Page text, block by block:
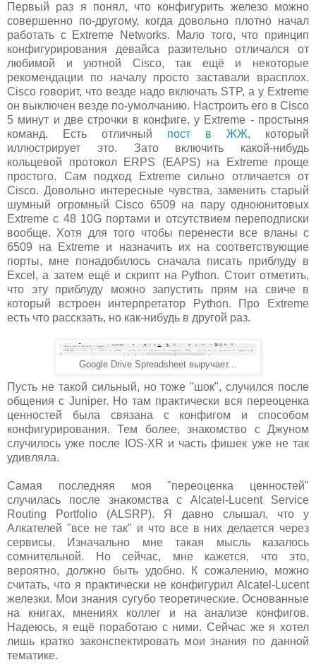
Первый раз я понял, что конфигурить железо можно
совершенно по-другому, когда довольно плотно начал
работать с Extreme Networks. Мало того, что принцип
конфигурирования девайса разительно отличался от
любимой и уютной Cisco, так ещё и некоторые
рекомендации по началу просто заставали врасплох.
Cisco говорит, что везде надо включать STP, а у Extreme
он выключен везде по-умолчанию. Настроить его в Cisco
5 минут и две строчки в конфиге, у Extreme - простыня
команд. Есть отличный пост в ЖЖ, который
иллюстрирует это. Зато включить какой-нибудь
кольцевой протокол ERPS (EAPS) на Extreme проще
простого. Сам подход Extreme сильно отличается от
Cisco. Довольно интересные чувства, заменить старый
шумный огромный Cisco 6509 на пару одноюнитовых
Extreme с 48 10G портами и отсутствием переподписки
вообще. Хотя для того чтобы перенести все вланы с
6509 на Extreme и назначить их на соответствующие
порты, мне понадобилось сначала писать приблуду в
Excel, а затем ещё и скрипт на Python. Стоит отметить,
что эту приблуду можно запустить прям на свиче в
который встроен интерпретатор Python. Про Extreme
есть что расскзать, но как-нибудь в другой раз.
Google Drive Spreadsheet выручает...
Пусть не такой сильный, но тоже "шок", случился после
общения с Juniper. Но там практически вся переоценка
ценностей была связана с конфигом и способом
конфигурирования. Тем более, знакомство с Джуном
случилось уже после IOS-XR и часть фишек уже не так
удивляла.
Самая последняя моя "переоценка ценностей"
случилась после знакомства с Alcatel-Lucent Service
Routing Portfolio (ALSRP). Я давно слышал, что у
Алкателей "все не так" и что все в них делается через
сервисы. Изначально мне такая мысль казалось
сомнительной. Но сейчас, мне кажется, что это,
вероятно, должно быть удобно. К сожалению, можно
считать, что я практически не конфигурил Alcatel-Lucent
железки. Мои знания сугубо теоретические. Основанные
на книгах, мнениях коллег и на анализе конфигов.
Надеюсь, я ещё поработаю с ними. Сейчас же я хотел
лишь кратко законспектировать мои знания по данной
тематике.